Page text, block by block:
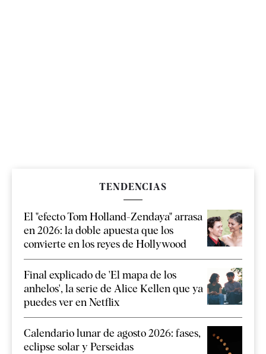
TENDENCIAS
El "efecto Tom Holland-Zendaya" arrasa
en 2026: la doble apuesta que los
convierte en los reyes de Hollywood
Final explicado de 'El mapa de los
anhelos', la serie de Alice Kellen que ya
puedes ver en Netflix
Calendario lunar de agosto 2026: fases,
eclipse solar y Perseidas